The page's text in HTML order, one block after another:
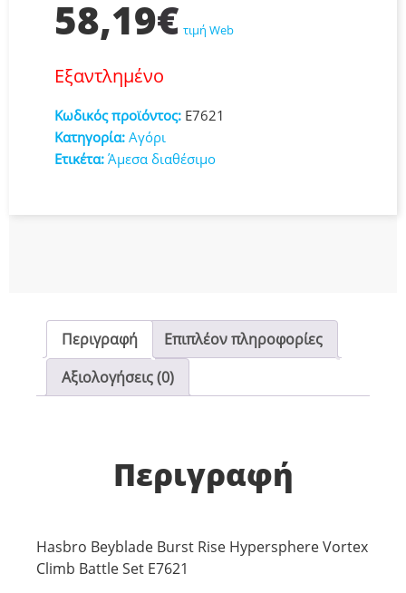
58,19€ τιμή Web
Εξαντλημένο
Κωδικός προϊόντος: E7621
Κατηγορία: Αγόρι
Ετικέτα: Άμεσα διαθέσιμο
Περιγραφή
Επιπλέον πληροφορίες
Αξιολογήσεις (0)
Περιγραφή
Hasbro Beyblade Burst Rise Hypersphere Vortex
Climb Battle Set E7621